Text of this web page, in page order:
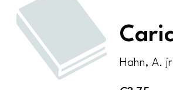
Hahn, A.